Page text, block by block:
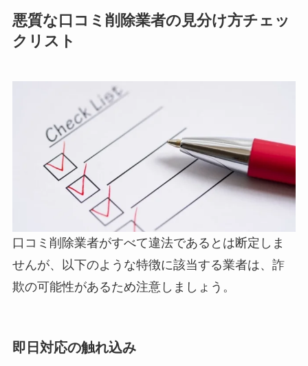
悪質な口コミ削除業者の見分け方チェッ
クリスト
口コミ削除業者がすべて違法であるとは断定しま
せんが、以下のような特徴に該当する業者は、詐
欺の可能性があるため注意しましょう。
即日対応の触れ込み